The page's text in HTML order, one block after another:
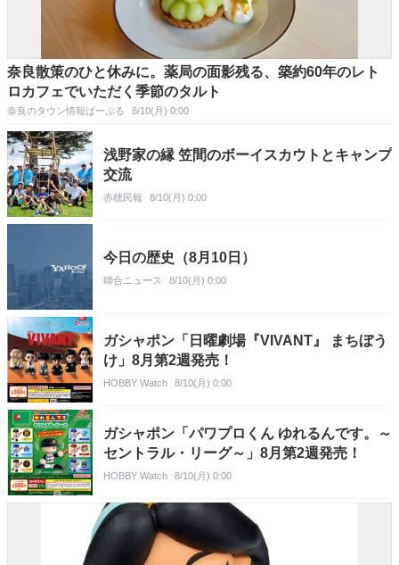
奈良散策のひと休みに。薬局の面影残る、築約60年のレト
ロカフェでいただく季節のタルト
奈良のタウン情報ぱーぷる 8/10(月) 0:00
浅野家の縁 笠間のボーイスカウトとキャンプ
交流
赤穂民報 8/10(月) 0:00
今日の歴史（8月10日）
聯合ニュース 8/10(月) 0:00
ガシャポン「日曜劇場『VIVANT』 まちぼう
け」8月第2週発売！
HOBBY Watch 8/10(月) 0:00
ガシャポン「パワプロくん ゆれるんです。～
セントラル・リーグ～」8月第2週発売！
HOBBY Watch 8/10(月) 0:00